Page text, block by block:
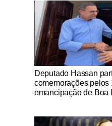
Notícias Católicas
Deputado Hassan
comemorações pelos
emancipação de Boa